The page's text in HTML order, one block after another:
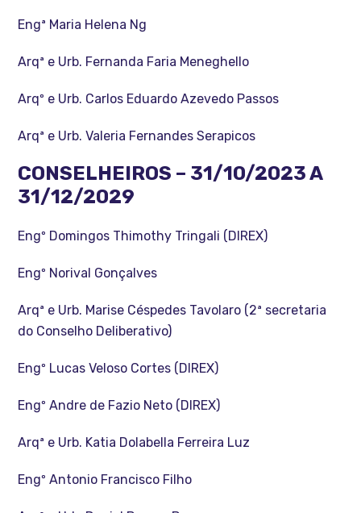
Engª Maria Helena Ng
Arqª e Urb. Fernanda Faria Meneghello
Arqº e Urb. Carlos Eduardo Azevedo Passos
Arqª e Urb. Valeria Fernandes Serapicos
CONSELHEIROS – 31/10/2023 A
31/12/2029
Engº Domingos Thimothy Tringali (DIREX)
Engº Norival Gonçalves
Arqª e Urb. Marise Céspedes Tavolaro (2ª secretaria
do Conselho Deliberativo)
Engº Lucas Veloso Cortes (DIREX)
Engº Andre de Fazio Neto (DIREX)
Arqª e Urb. Katia Dolabella Ferreira Luz
Engº Antonio Francisco Filho